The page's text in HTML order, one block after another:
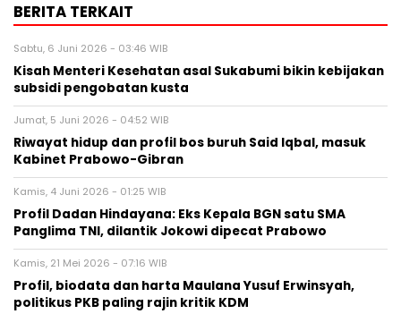
BERITA TERKAIT
Sabtu, 6 Juni 2026 - 03:46 WIB
Kisah Menteri Kesehatan asal Sukabumi bikin kebijakan
subsidi pengobatan kusta
Jumat, 5 Juni 2026 - 04:52 WIB
Riwayat hidup dan profil bos buruh Said Iqbal, masuk
Kabinet Prabowo-Gibran
Kamis, 4 Juni 2026 - 01:25 WIB
Profil Dadan Hindayana: Eks Kepala BGN satu SMA
Panglima TNI, dilantik Jokowi dipecat Prabowo
Kamis, 21 Mei 2026 - 07:16 WIB
Profil, biodata dan harta Maulana Yusuf Erwinsyah,
politikus PKB paling rajin kritik KDM